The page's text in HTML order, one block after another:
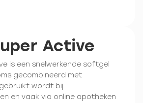
Active
is een snelwerkende softgel
gecombineerd met
wordt bij
en vaak via online apotheken